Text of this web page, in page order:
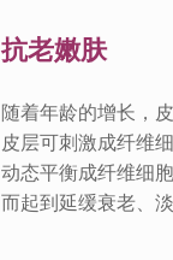
抗老嫩肤
随着年龄的增长，
皮层可刺激成纤维
动态平衡成纤维细
而起到延缓衰老、